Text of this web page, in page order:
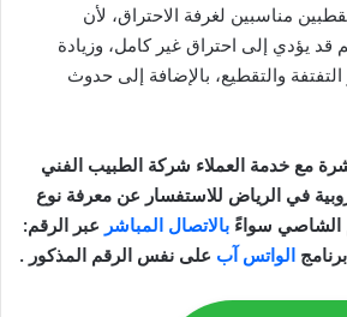
مناسبين لغرفة الاحتراق، لأن
قد يؤدي إلى احتراق غير كامل، وزيادة
والتقطيع، بالإضافة إلى حدوث
مع خدمة العملاء شركة الطبيب الفني
في الرياض للاستفسار عن معرفة نوع
الشاصي سواءً بالاتصال المباشر عبر الرقم:
الواتس آب على نفس الرقم المذكور .